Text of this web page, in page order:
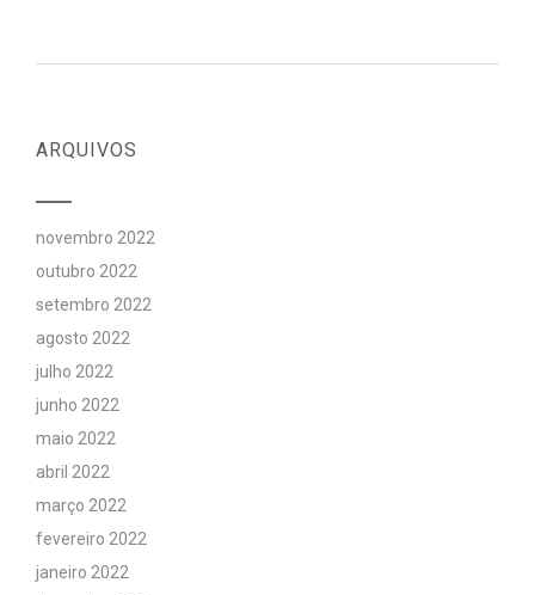
ARQUIVOS
novembro 2022
outubro 2022
setembro 2022
agosto 2022
julho 2022
junho 2022
maio 2022
abril 2022
março 2022
fevereiro 2022
janeiro 2022